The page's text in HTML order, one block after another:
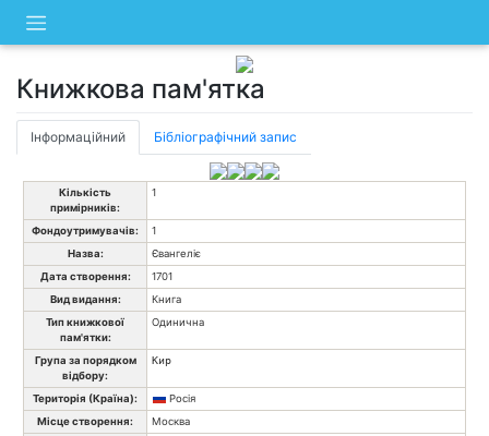
content
Книжкова пам'ятка
Інформаційний Бібліографічний запис
Кількість
примірників:
1
Фондоутримувачів:
1
Назва:
Євангеліє
Дата створення:
1701
Вид видання:
Книга
Тип книжкової
пам'ятки:
Одинична
Група за порядком
відбору:
Кир
Територія (Країна):
Росія
Місце створення:
Москва